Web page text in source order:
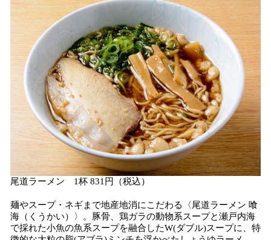
尾道ラーメン 1杯 831円（税込）
麺やスープ・ネギまで地産地消にこだわる〈尾道ラーメン 喰
海（くうかい）〉。豚骨、鶏ガラの動物系スープと瀬戸内海
で採れた小魚の魚系スープを融合したW(ダブル)スープに、特